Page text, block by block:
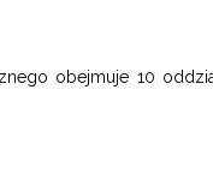
obejmuje 10